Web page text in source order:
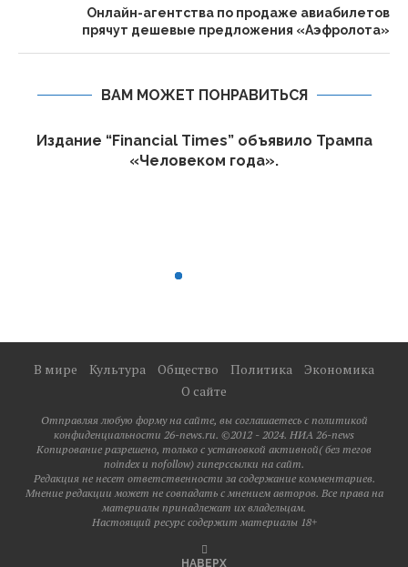
Онлайн-агентства по продаже авиабилетов
прячут дешевые предложения «Аэфролота»
ВАМ МОЖЕТ ПОНРАВИТЬСЯ
Издание “Financial Times” объявило Трампа
«Человеком года».
В мире Культура Общество Политика
Экономика
О сайте
Отправляя любую форму на сайте, вы соглашаетесь с политикой
конфиденциальности 26-news.ru. ©2012 - 2024. НИА 26-news
Копирование разрешено, только с установкой активной( без тегов
noindex и nofollow) гиперссылки на сайт.
Редакция не несет ответственности за содержание комментариев.
Мнение редакции может не совпадать с мнением авторов. Все права на
материалы принадлежат их владельцам.
Настоящий ресурс содержит материалы 18+
НАВЕРХ